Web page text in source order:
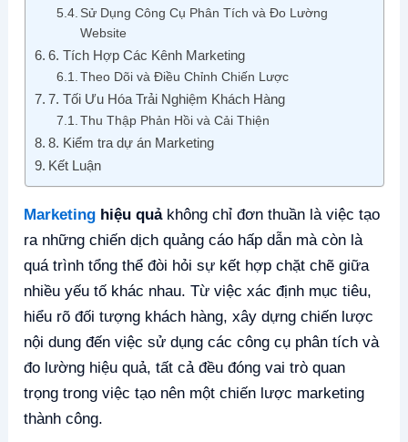
Sử Dụng Công Cụ Phân Tích và Đo Lường
Website
6. Tích Hợp Các Kênh Marketing
Theo Dõi và Điều Chỉnh Chiến Lược
7. Tối Ưu Hóa Trải Nghiệm Khách Hàng
Thu Thập Phản Hồi và Cải Thiện
8. Kiểm tra dự án Marketing
Kết Luận
Marketing hiệu quảkhông chỉ đơn thuần là việc tạo
ra những chiến dịch quảng cáo hấp dẫn mà còn là
quá trình tổng thể đòi hỏi sự kết hợp chặt chẽ giữa
nhiều yếu tố khác nhau. Từ việc xác định mục tiêu,
hiểu rõ đối tượng khách hàng, xây dựng chiến lược
nội dung đến việc sử dụng các công cụ phân tích và
đo lường hiệu quả, tất cả đều đóng vai trò quan
trọng trong việc tạo nên một chiến lược marketing
thành công.